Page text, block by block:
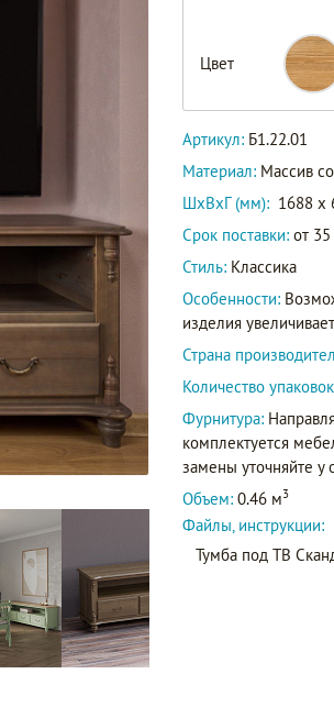
Цвет
Артикул: Б1.22.01
Материал: Массив
ШxВxГ (мм): 1688 x
Срок поставки: от
Стиль: Классика
Особенности:
изделия
Страна
Количество
Фурнитура:
комплектуется
замены уточняйте у
Объем: 0.46 м3
Файлы, инструкции:
Тумба под ТВ